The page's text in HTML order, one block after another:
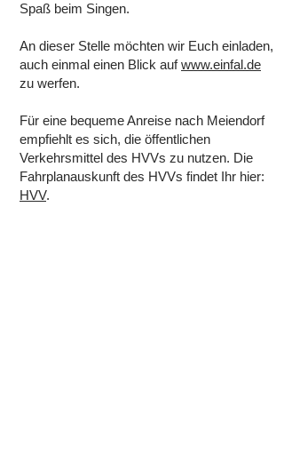
Spaß beim Singen.
An dieser Stelle möchten wir Euch einladen,
auch einmal einen Blick aufwww.einfal.de
zu werfen.
Für eine bequeme Anreise nach Meiendorf
empfiehlt es sich, die öffentlichen
Verkehrsmittel des HVVs zu nutzen. Die
Fahrplanauskunft des HVVs findet Ihr hier:
HVV.